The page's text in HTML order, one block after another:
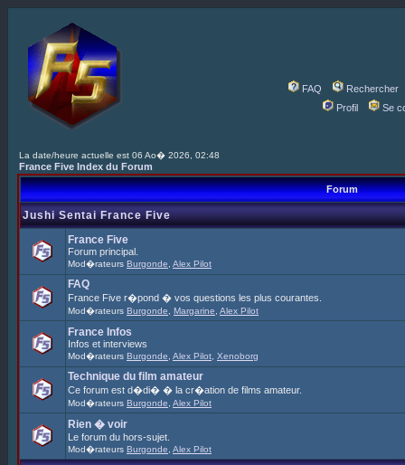
FAQ
Rechercher
Profil
Se
La date/heure actuelle est 06 Ao� 2026, 02:48
France Five Index du Forum
Forum
Jushi Sentai France Five
France Five
Forum principal.
Mod�rateurs Burgonde Alex Pilot
FAQ
France Five r�pond � vos questions les plus courantes.
Mod�rateurs Burgonde Margarine Alex Pilot
France Infos
Infos et interviews
Mod�rateurs Burgonde Alex Pilot Xenoborg
Technique du film amateur
Ce forum est d�di� � la cr�ation de films amateur.
Mod�rateurs Burgonde Alex Pilot
Rien � voir
Le forum du hors-sujet.
Mod�rateurs Burgonde Alex Pilot